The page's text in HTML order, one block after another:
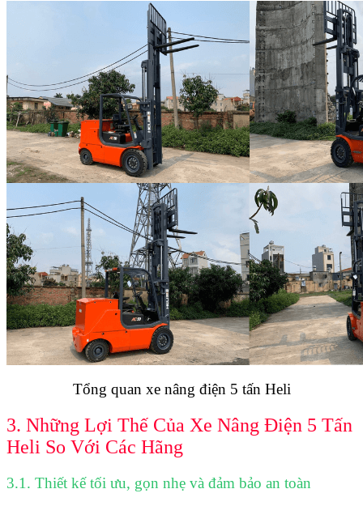
Tổng quan xe nâng điện 5 tấn Heli
3. Những Lợi Thế Của Xe Nâng Điện 5 Tấn
Heli So Với Các Hãng
3.1. Thiết kế tối ưu, gọn nhẹ và đảm bảo an toàn